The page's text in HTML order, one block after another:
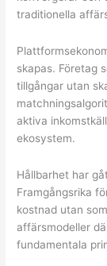
traditionella
skapas. Företag
tillgångar utan
aktiva
ekosystem.
Hållbarhet har
Framgångsrika
kostnad utan
affärsmodeller
fundamentala